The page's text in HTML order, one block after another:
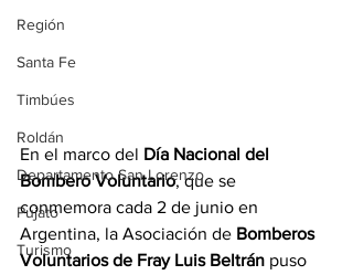
Región
Santa Fe
Timbúes
Roldán
Departamento San Lorenzo
Pujato
Turismo
En el marco del Día Nacional del
Bombero Voluntario, que se
conmemora cada 2 de junio en
Argentina, la Asociación de Bomberos
Voluntarios de Fray Luis Beltrán puso